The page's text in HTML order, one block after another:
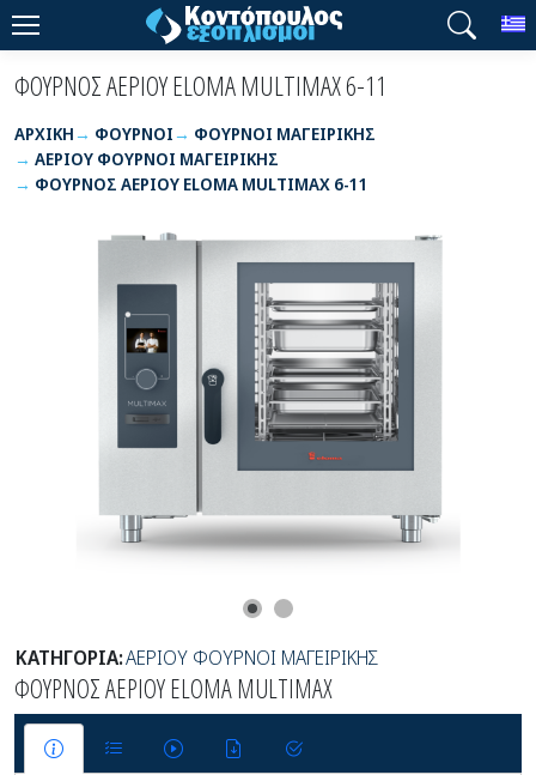
ΦΟΥΡΝΟΣ ΑΕΡΙΟΥ ELOMA MULTIMAX 6-11
ΑΡΧΙΚΉ ΦΟΥΡΝΟΙ
ΦΟΥΡΝΟΙ ΜΑΓΕΙΡΙΚΗΣ
ΑΕΡΙΟΥ ΦΟΥΡΝΟΙ ΜΑΓΕΙΡΙΚΗΣ
ΦΟΥΡΝΟΣ ΑΕΡΙΟΥ ELOMA MULTIMAX 6-11
ΚΑΤΗΓΟΡΙΑ:ΑΕΡΙΟΥ ΦΟΥΡΝΟΙ ΜΑΓΕΙΡΙΚΗΣ
ΦΟΥΡΝΟΣ ΑΕΡΙΟΥ ELOMA MULTIMAX